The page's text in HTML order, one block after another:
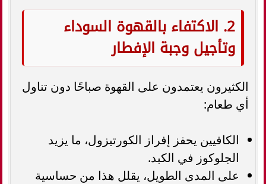
2. الاكتفاء بالقهوة السوداء
وتأجيل وجبة الإفطار
الكثيرون يعتمدون على القهوة صباحًا دون تناول
أي طعام:
الكافيين يحفز إفراز الكورتيزول، ما يزيد
الجلوكوز في الكبد.
على المدى الطويل، يقلل هذا من حساسية